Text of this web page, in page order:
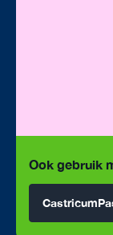
Ook gebruik